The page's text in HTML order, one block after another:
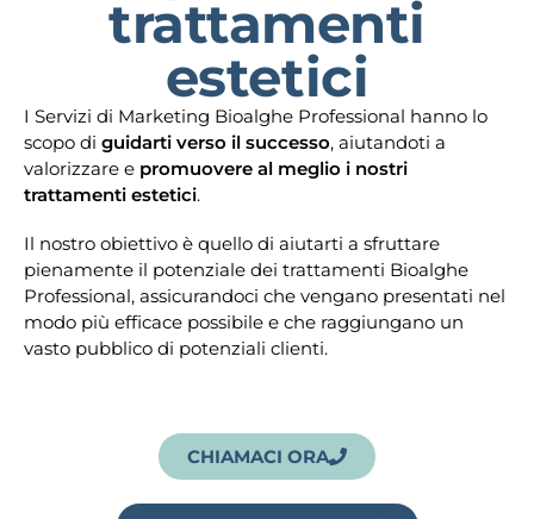
trattamenti
estetici
I Servizi di Marketing Bioalghe Professional hanno lo
scopo di guidarti verso il successo, aiutandoti a
valorizzare e promuovere al meglio i nostri
trattamenti estetici.
Il nostro obiettivo è quello di aiutarti a sfruttare
pienamente il potenziale dei trattamenti Bioalghe
Professional, assicurandoci che vengano presentati nel
modo più efficace possibile e che raggiungano un
vasto pubblico di potenziali clienti.
CHIAMACI ORA